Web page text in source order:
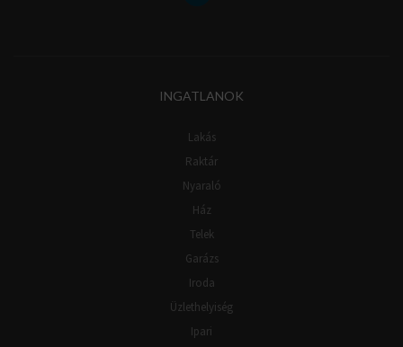
INGATLANOK
Lakás
Raktár
Nyaraló
Ház
Telek
Garázs
Iroda
Üzlethelyiség
Ipari